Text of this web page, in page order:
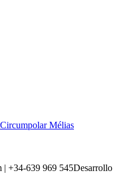
| +34-639 969 545Desarrollo